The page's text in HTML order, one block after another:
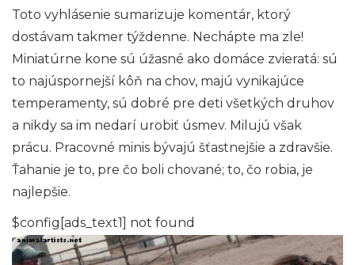
Toto vyhlásenie sumarizuje komentár, ktorý
dostávam takmer týždenne. Nechápte ma zle!
Miniatúrne kone sú úžasné ako domáce zvieratá: sú
to najúspornejší kôň na chov, majú vynikajúce
temperamenty, sú dobré pre deti všetkých druhov
a nikdy sa im nedarí urobiť úsmev. Milujú však
prácu. Pracovné minis bývajú šťastnejšie a zdravšie.
Ťahanie je to, pre čo boli chované; to, čo robia, je
najlepšie.
$config[ads_text1] not found